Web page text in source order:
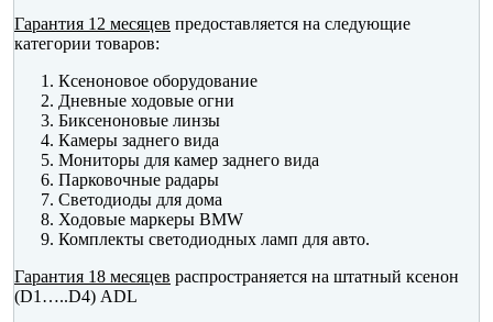
Гарантия 12 месяцев предоставляется на следующие
категории товаров:
Ксеноновое оборудование
Дневные ходовые огни
Биксеноновые линзы
Камеры заднего вида
Мониторы для камер заднего вида
Парковочные радары
Светодиоды для дома
Ходовые маркеры BMW
Комплекты светодиодных ламп для авто.
Гарантия 18 месяцев распространяется на штатный ксенон
(D1…..D4) ADL